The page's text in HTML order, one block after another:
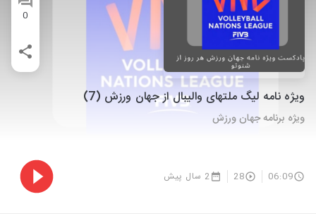
0
ویژه نامه لیگ ملتهای والیبال از جهان ورزش (7)
ویژه برنامه جهان ورزش
06:09
28 2 سال پیش